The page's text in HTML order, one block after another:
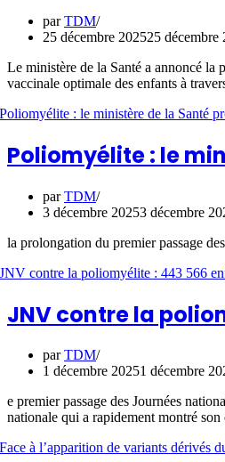
parTDM
25 décembre 202525 décembre
Le ministère de la Santé a annoncé la
vaccinale optimale des enfants à
Poliomyélite : le
parTDM
3 décembre 20253 décembre
la prolongation du premier passage
JNV contre la
parTDM
1 décembre 20251 décembre
e premier passage des Journées
nationale qui a rapidement montré son